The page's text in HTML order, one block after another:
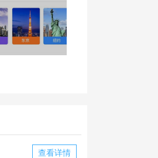
查看详情